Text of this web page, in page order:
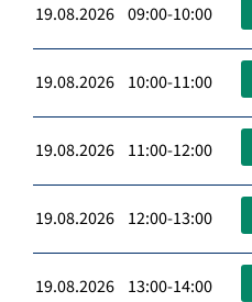
19.08.2026 09:00-10:00
19.08.2026 10:00-11:00
19.08.2026 11:00-12:00
19.08.2026 12:00-13:00
19.08.2026 13:00-14:00